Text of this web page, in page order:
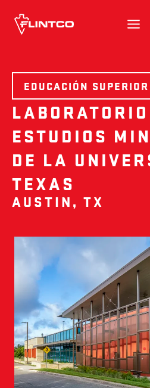
EDUCACIÓN SUPERIOR
ESTUDIOS
DE LA
TEXAS
AUSTIN, TX